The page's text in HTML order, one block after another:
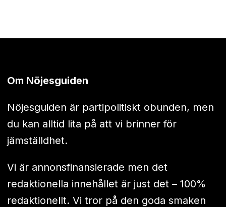
Om Nöjesguiden
Nöjesguiden är partipolitiskt obunden, men
du kan alltid lita på att vi brinner för
jämställdhet.
Vi är annonsfinansierade men det
redaktionella innehållet är just det – 100%
redaktionellt. Vi tror på den goda smaken